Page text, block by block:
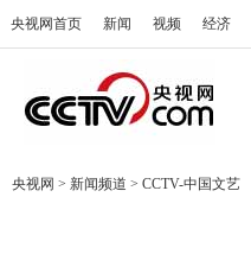
央视网首页 新闻 视频 经济
央视网 > 新闻频道 > CCTV-中国文艺